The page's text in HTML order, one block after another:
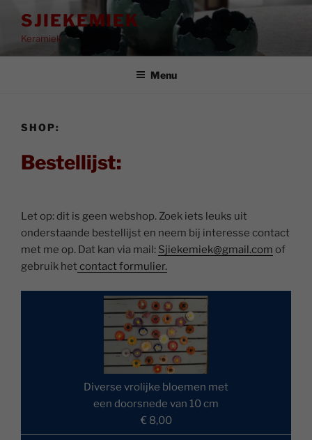
inhoud
SJIEKEMIEK
Keramiek
Menu
SHOP:
Bestellijst:
Let op: dit is geen webshop. Zoek iets leuks uit
onderstaande bestellijst en neem bij interesse contact
met me op. Dat kan via mail: Sjiekemiek@gmail.com of
gebruik hetcontact formulier.
Diverse vrolijke bloemen met
een doorsnede van 10 cm
€ 8,00